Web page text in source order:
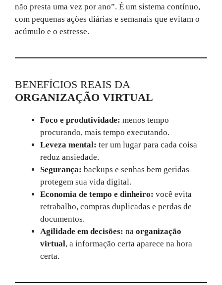
não presta uma vez por ano”. É um sistema contínuo,
com pequenas ações diárias e semanais que evitam o
acúmulo e o estresse.
BENEFÍCIOS REAIS DA
ORGANIZAÇÃO VIRTUAL
Foco e produtividade: menos tempo
procurando, mais tempo executando.
Leveza mental: ter um lugar para cada coisa
reduz ansiedade.
Segurança: backups e senhas bem geridas
protegem sua vida digital.
Economia de tempo e dinheiro: você evita
retrabalho, compras duplicadas e perdas de
documentos.
Agilidade em decisões: na organização
virtual, a informação certa aparece na hora
certa.